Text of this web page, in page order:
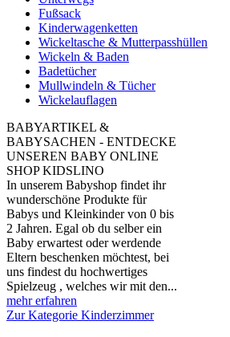
Fußsack
Kinderwagenketten
Wickeltasche & Mutterpasshüllen
Wickeln & Baden
Badetücher
Mullwindeln & Tücher
Wickelauflagen
BABYARTIKEL &
BABYSACHEN - ENTDECKE
UNSEREN BABY ONLINE
SHOP KIDSLINO
In unserem Babyshop findet ihr
wunderschöne Produkte für
Babys und Kleinkinder von 0 bis
2 Jahren. Egal ob du selber ein
Baby erwartest oder werdende
Eltern beschenken möchtest, bei
uns findest du hochwertiges
Spielzeug , welches wir mit den...
mehr erfahren
Zur Kategorie Kinderzimmer